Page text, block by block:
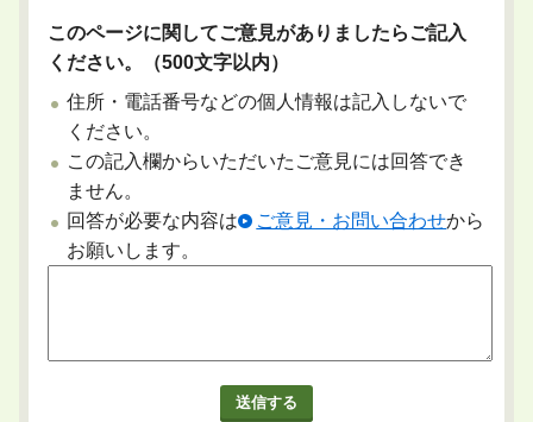
このページに関してご意見がありましたらご記入
ください。（500文字以内）
住所・電話番号などの個人情報は記入しないで
ください。
この記入欄からいただいたご意見には回答でき
ません。
回答が必要な内容は
ご意見・お問い合わせから
お願いします。